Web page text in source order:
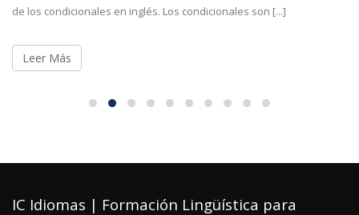
de los condicionales en inglés. Los condicionales son [...]
Leer Más
IC Idiomas | Formación Lingüística para